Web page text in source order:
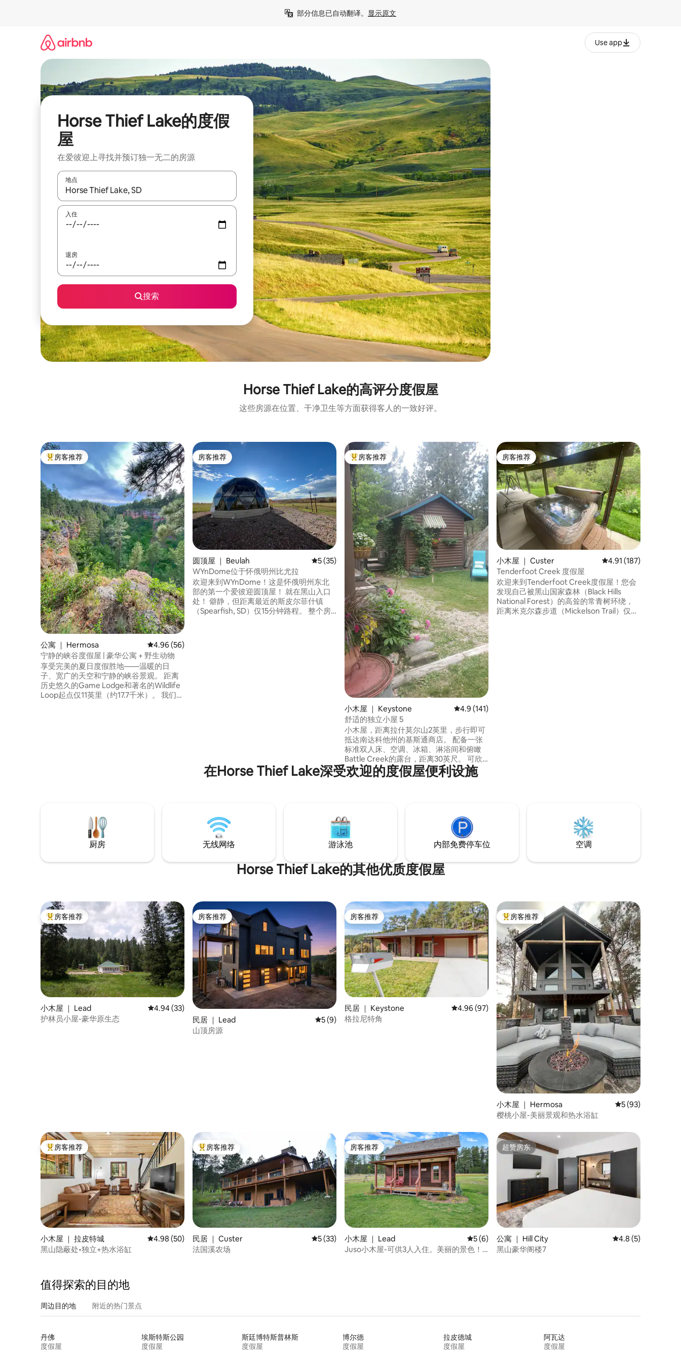
部分信息已自动翻译。 显示原文
Use app
Horse Thief Lake的度假
屋
在爱彼迎上寻找并预订独一无二的房源
地点
如有搜索结果，请使用上下方向键查看，或通过点击或滑动手势浏览。
入住
退房
搜索
Horse Thief Lake的高评分度假屋
这些房源在位置、干净卫生等方面获得客人的一致好评。
热门「房客推荐」
房客推荐
公寓 ｜ Hermosa 平均评分 4.96 分（满分 5 分），共 56 条评价
4.96 (56)
宁静的峡谷度假屋 | 豪华公寓 + 野生动物
享受完美的夏日度假胜地——温暖的日
子、宽广的天空和宁静的峡谷景观。 距离
历史悠久的Game Lodge和著名的Wildlife
Loop起点仅11英里（约17.7千米）。 我们这
房客推荐
房客推荐
圆顶屋 ｜ Beulah 平均评分 5 分（满分 5 分），共 35 条评价
5 (35)
WYnDome位于怀俄明州比尤拉
欢迎来到WYnDome！这是怀俄明州东北
部的第一个爱彼迎圆顶屋！ 就在黑山入口
处！ 僻静，但距离最近的斯皮尔菲什镇
（Spearfish, SD）仅15分钟路程。 整个房
热门「房客推荐」
房客推荐
小木屋 ｜ Keystone 平均评分 4.9 分（满分 5 分），共 141 条评价
4.9 (141)
舒适的独立小屋 5
小木屋，距离拉什莫尔山2英里，步行即可
抵达南达科他州的基斯通商店。 配备一张
标准双人床、空调、冰箱、淋浴间和俯瞰
Battle Creek的露台，距离30英尺。 可欣
赏周围森林山顶和峡谷的美景。 如果此小
屋不可订，或者您想预订两个小屋，可容
月11日。 冬季不开放。
房客推荐
房客推荐
小木屋 ｜ Custer 平均评分 4.91 分（满
4.91 (187)
Tenderfoot Creek 度假屋
欢迎来到Tenderfoot Creek度假屋！您会
发现自己被黑山国家森林（Black Hills
National Forest）的高耸的常青树环绕，
距离米克尔森步道（Mickelson Trail）仅几
在Horse Thief Lake深受欢迎的度假屋便利设施
厨房 无线网络 游泳池 内部免费停车位 空调
Horse Thief Lake的其他优质度假屋
热门「房客推荐」
房客推荐
小木屋 ｜ Lead 平均评分 4.94 分（满分 5 分），共 33 条评价
4.94 (33)
护林员小屋-豪华原生态
房客推荐
房客推荐
民居 ｜ Lead 平均评分 5 分（满分 5 分），共 9 条评价
5 (9)
山顶房源
房客推荐
房客推荐
民居 ｜ Keystone 平均评分 4.96 分（满分 5 分），共 97 条评价
4.96 (97)
格拉尼特角
热门「房客推荐」
房客推荐
小木屋 ｜ Hermosa 平均评分 5 分（满
5 (93)
樱桃小屋-美丽景观和热水浴缸
热门「房客推荐」
房客推荐
小木屋 ｜ 拉皮特城 平均评分 4.98 分（满分 5 分），共 50 条评价
4.98 (50)
黑山隐蔽处•独立+热水浴缸
热门「房客推荐」
房客推荐
民居 ｜ Custer 平均评分 5 分（满分 5 分），共 33 条评价
5 (33)
法国溪农场
房客推荐
房客推荐
小木屋 ｜ Lead 平均评分 5 分（满分 5 分），共 6 条评价
5 (6)
Juso小木屋-可供3人入住。美丽的景色！
超赞房东
超赞房东
公寓 ｜ Hill City 平均评分 4.8 分（
4.8 (5)
黑山豪华阁楼7
值得探索的目的地
周边目的地 附近的热门景点
丹佛
度假屋
埃斯特斯公园
度假屋
斯廷博特斯普林斯
度假屋
博尔德
度假屋
拉皮德城
度假屋
阿瓦达
度假屋